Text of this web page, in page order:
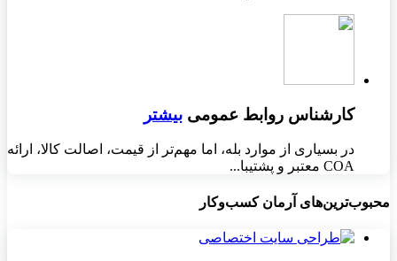
کارشناس روابط عمومی بیشتر
در بسیاری از موارد بله، اما مهم‌تر از قیمت، اصالت کالا، ارائه
COA معتبر و پشتیبا...
محبوب‌ترین‌های آرمان کسب‌وکار